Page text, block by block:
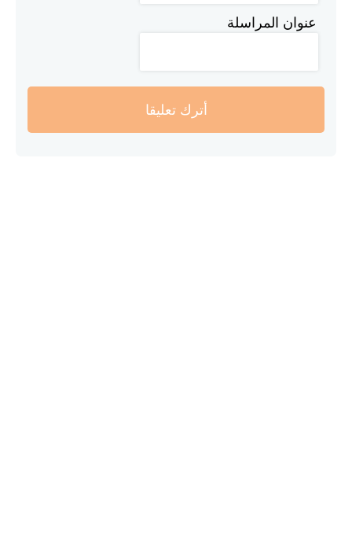
عنوان المراسلة
أترك تعليقا